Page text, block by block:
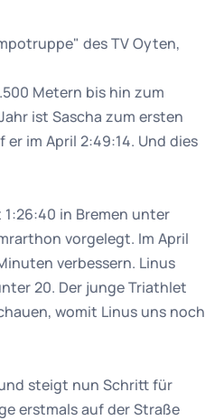
des TV Oyten,
Metern bis hin zum
ist Sascha zum ersten
im April 2:49:14. Und dies
in Bremen unter
vorgelegt. Im April
verbessern. Linus
20. Der junge Triathlet
womit Linus uns noch
steigt nun Schritt für
erstmals auf der Straße